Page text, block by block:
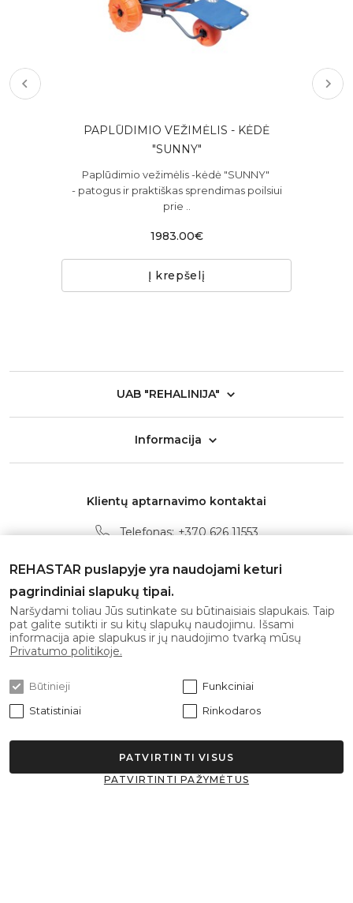
PAPLŪDIMIO VEŽIMĖLIS - KĖDĖ
"SUNNY"
Paplūdimio vežimėlis -kėdė "SUNNY"
- patogus ir praktiškas sprendimas poilsiui
prie ..
1983.00€
Į krepšelį
UAB "REHALINIJA"
Informacija
Klientų aptarnavimo kontaktai
Telefonas: +370 626 11553
Darbo laikas: I-V 08:00 - 17:00
Gaukite naujausius pasiūlymus pirmi!
Prenumeruoti
Sutinku su privatumo politika
REHASTAR puslapyje yra naudojami keturi
pagrindiniai slapukų tipai.
Naršydami toliau Jūs sutinkate su būtinaisiais slapukais. Taip
pat galite sutikti ir su kitų slapukų naudojimu. Išsami
informacija apie slapukus ir jų naudojimo tvarką mūsų
Privatumo politikoje.
Būtinieji
Funkciniai
Statistiniai
Rinkodaros
PATVIRTINTI PAŽYMĖTUS
PATVIRTINTI VISUS